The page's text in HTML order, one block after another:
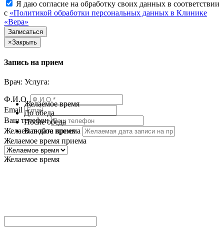
Я даю согласие на обработку своих данных в соответствии
с «Политикой обработки персональных данных в Клинике
«Вера»
×Закрыть
Запись на прием
Врач: Услуга:
Ф.И.О.
Email
Ваш телефон
Желаемая дата приема
Желаемое время приема
Желаемое время
Желаемое время
До обеда
После обеда
В любое время